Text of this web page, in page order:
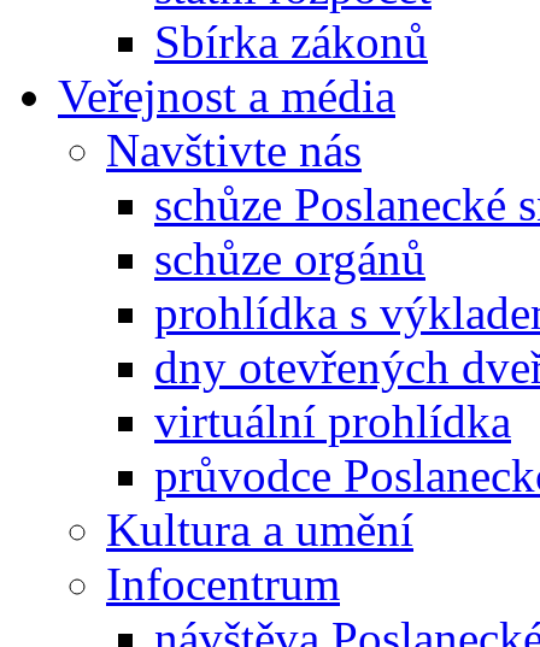
Sbírka zákonů
Veřejnost a média
Navštivte nás
schůze Poslanecké
schůze orgánů
prohlídka s
dny otevřených
virtuální prohlídka
průvodce
Kultura a umění
Infocentrum